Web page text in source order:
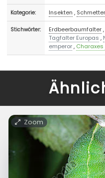
Kategorie: Insekten ,
Stichwörter: Erdbeerbaumfalter,
Tagfalter Europas ,
emperor,
Zoom